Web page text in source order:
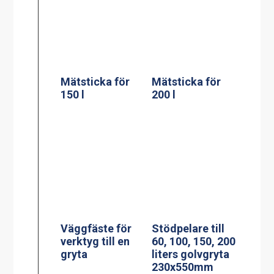
Mätsticka för
150 l
Mätsticka för
200 l
Väggfäste för
verktyg till en
gryta
Stödpelare till
60, 100, 150, 200
liters golvgryta
230x550mm